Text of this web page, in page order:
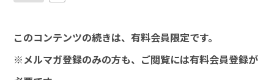
このコンテンツの続きは、有料会員限定です。
※メルマガ登録のみの方も、ご閲覧には有料会員登録が